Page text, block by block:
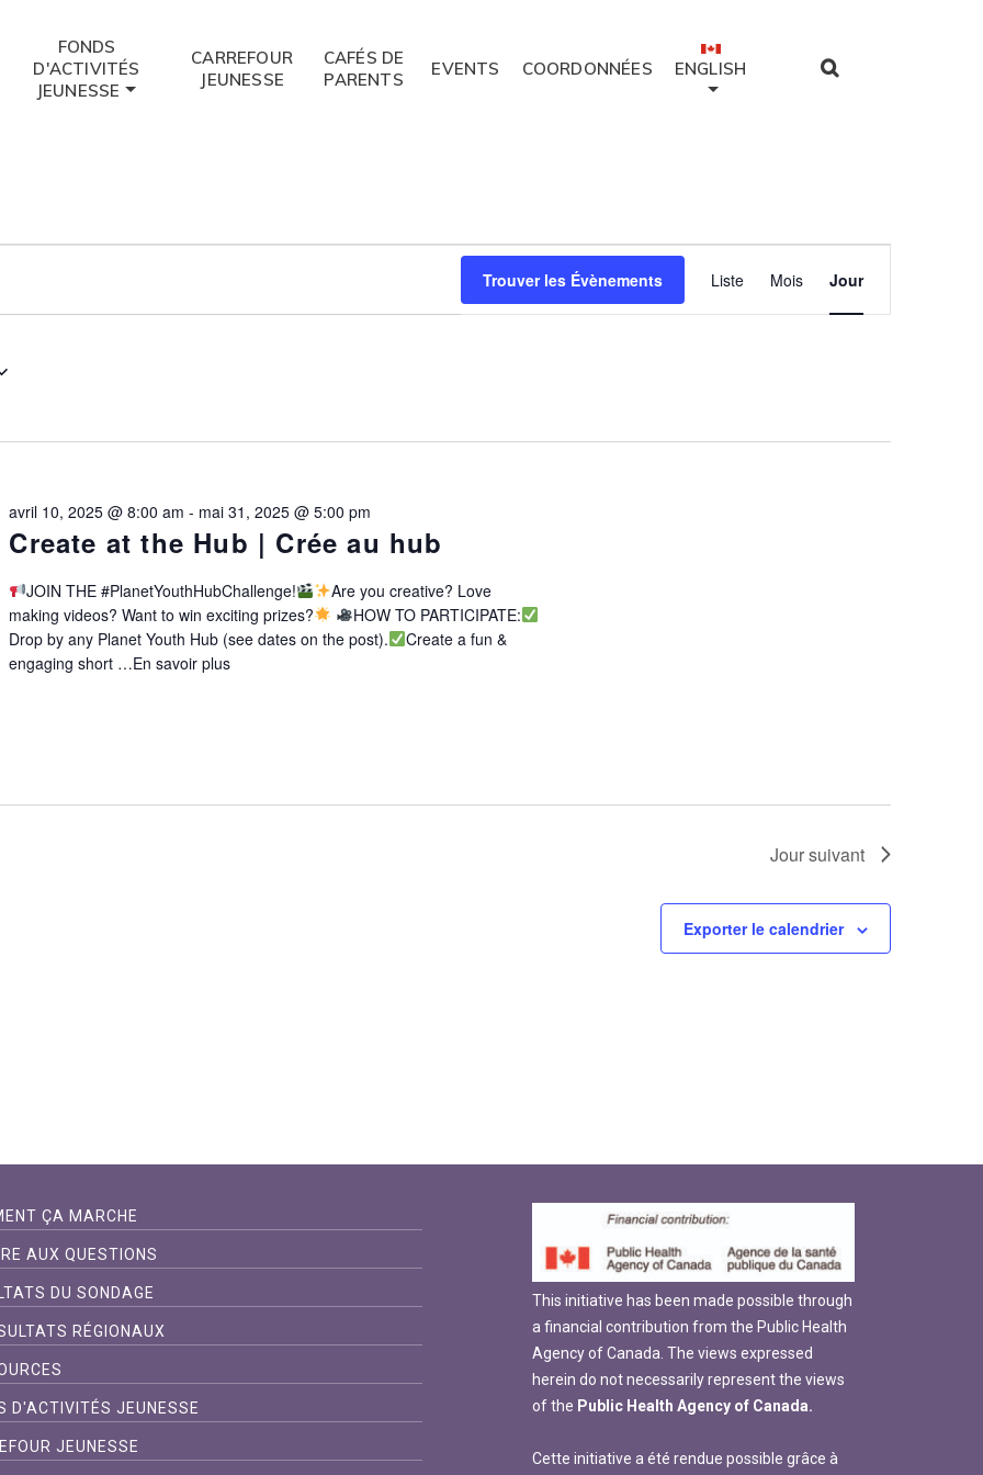
FONDS
D'ACTIVITÉS
JEUNESSE
CARREFOUR
JEUNESSE
CAFÉS DE
PARENTS
EVENTS COORDONNÉES ENGLISH
Trouver les Évènements
Évènement
Views
Liste Mois Jour
Create at the Hub | Crée au hub
avril 10, 2025 @ 8:00 am - mai 31, 2025 @ 5:00 pm
JOIN THE #PlanetYouthHubChallenge!
Are you creative? Love
making videos? Want to win exciting prizes?
HOW TO PARTICIPATE:
Drop by any Planet Youth Hub (see dates on the post).
Create a fun &
engaging short …En savoir plus
Jour suivant
Exporter le calendrier
ÇA MARCHE
AUX QUESTIONS
DU SONDAGE
RÉGIONAUX
D'ACTIVITÉS JEUNESSE
JEUNESSE
This initiative has been made possible through
a financial contribution from the Public Health
Agency of Canada. The views expressed
herein do not necessarily represent the views
of the Public Health Agency of Canada.
Cette initiative a été rendue possible grâce à